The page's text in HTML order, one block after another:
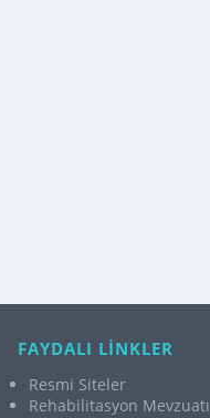
FAYDALI LİNKLER
Resmi Siteler
Rehabilitasyon Mevzuatı